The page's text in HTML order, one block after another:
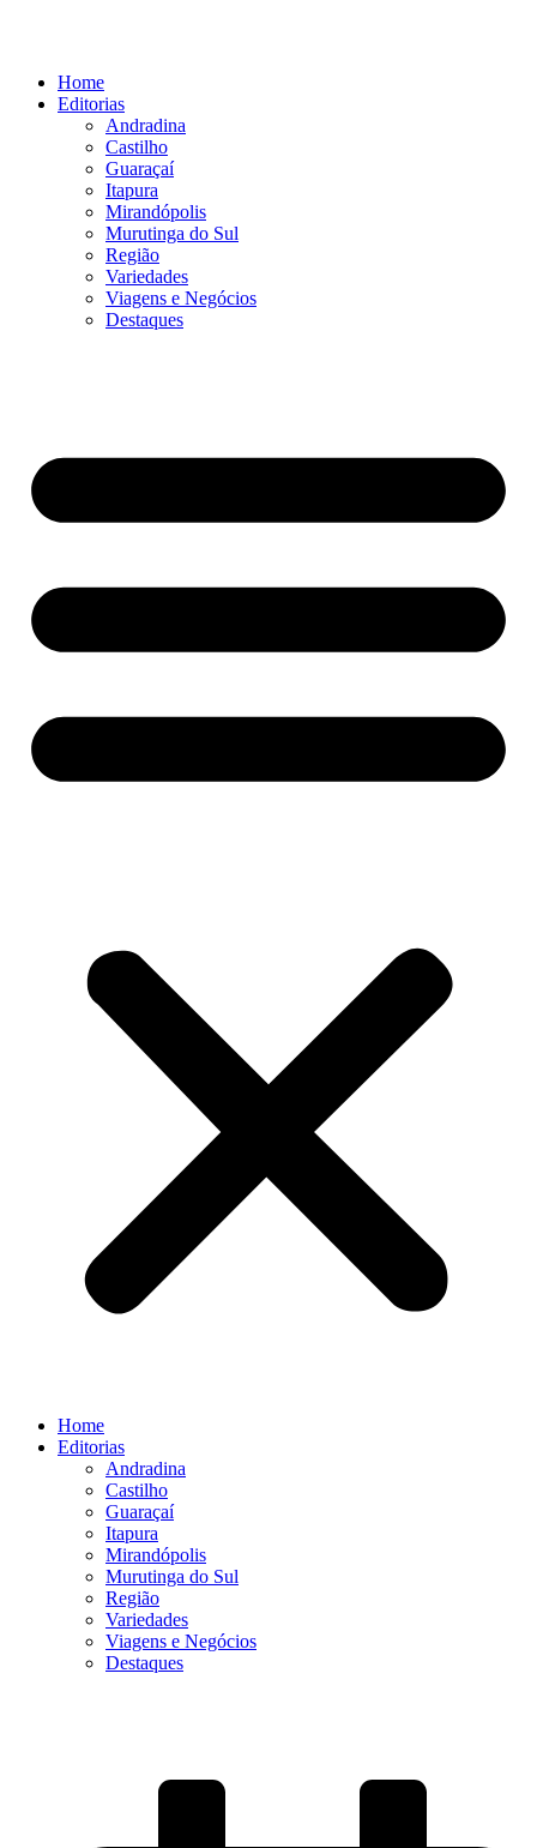
conteúdoHome
Editorias
Andradina
Castilho
Guaraçaí
Itapura
Mirandópolis
Murutinga do Sul
Região
Variedades
Viagens e Negócios
Destaques
Home
Editorias
Andradina
Castilho
Guaraçaí
Itapura
Mirandópolis
Murutinga do Sul
Região
Variedades
Viagens e Negócios
Destaques